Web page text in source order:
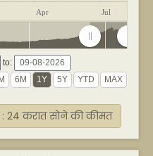
Apr Jul
2024 2026
to:
24 करात सोने की कीमत